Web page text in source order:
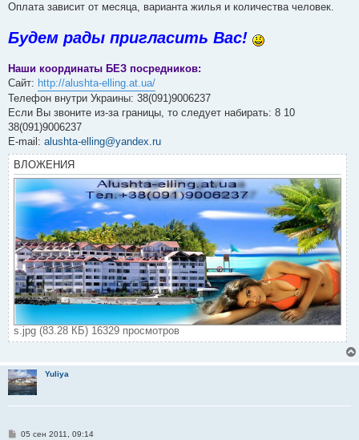
Оплата зависит от месяца, варианта жилья и количества человек.
Будем рады пригласить Вас!
Наши координаты БЕЗ посредников:
Сайт: http://alushta-elling.at.ua/
Телефон внутри Украины: 38(091)9006237
Если Вы звоните из-за границы, то следует набирать: 8 10
38(091)9006237
E-mail: alushta-elling@yandex.ru
ВЛОЖЕНИЯ
s.jpg (83.28 КБ) 16329 просмотров
Yuliya
С05 сен 2011, 09:14